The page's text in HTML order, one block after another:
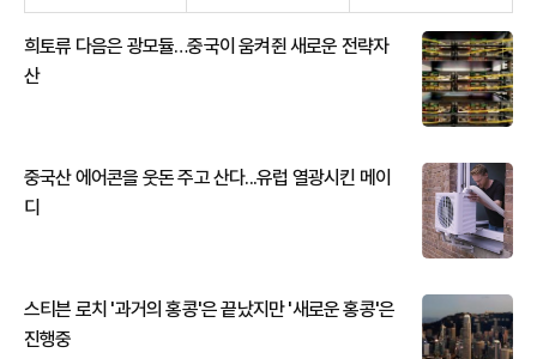
희토류 다음은 광모듈…중국이 움켜쥔 새로운 전략자
산
중국산 에어콘을 웃돈 주고 산다...유럽 열광시킨 메이
디
스티븐 로치 '과거의 홍콩'은 끝났지만 '새로운 홍콩'은
진행중